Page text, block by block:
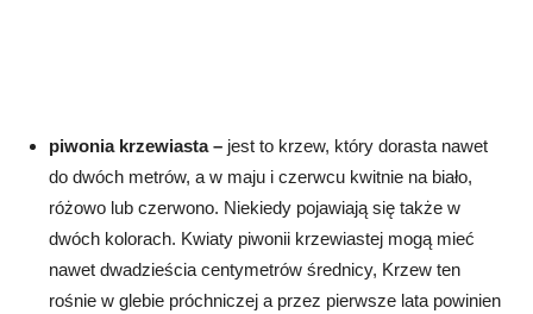
piwonia krzewiasta – jest to krzew, który dorasta nawet
do dwóch metrów, a w maju i czerwcu kwitnie na biało,
różowo lub czerwono. Niekiedy pojawiają się także w
dwóch kolorach. Kwiaty piwonii krzewiastej mogą mieć
nawet dwadzieścia centymetrów średnicy, Krzew ten
rośnie w glebie próchniczej a przez pierwsze lata powinien